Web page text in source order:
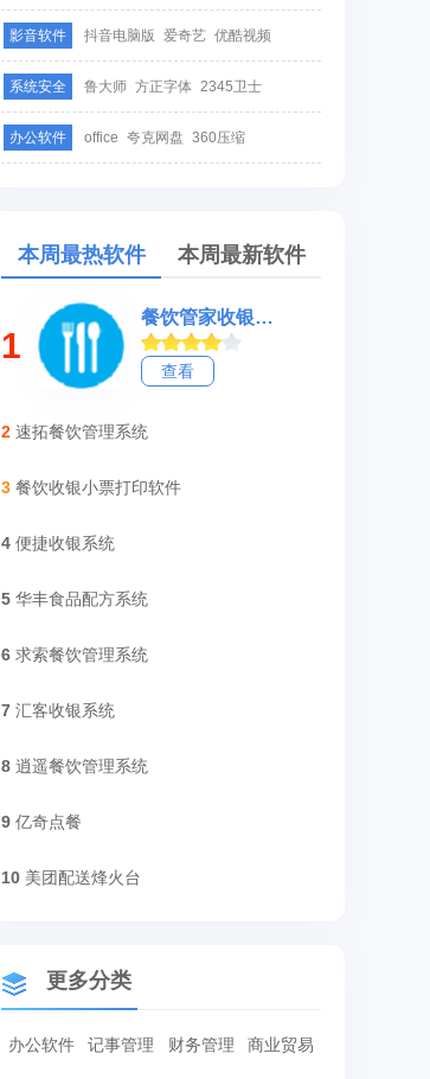
影音软件 抖音电脑版 爱奇艺 优酷视频
系统安全 鲁大师 方正字体 2345卫士
办公软件 office 夸克网盘 360压缩
本周最热软件 本周最新软件
1
餐饮管家收银软件
查看
2 速拓餐饮管理系统
3 餐饮收银小票打印软件
4 便捷收银系统
5 华丰食品配方系统
6 求索餐饮管理系统
7 汇客收银系统
8 逍遥餐饮管理系统
9 亿奇点餐
10 美团配送烽火台
更多分类
办公软件 记事管理 财务管理 商业贸易